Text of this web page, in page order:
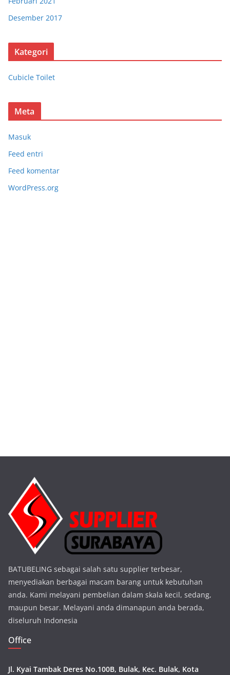
Desember 2017
Kategori
Cubicle Toilet
Meta
Masuk
Feed entri
Feed komentar
WordPress.org
BATUBELING sebagai salah satu supplier terbesar,
menyediakan berbagai macam barang untuk kebutuhan
anda. Kami melayani pembelian dalam skala kecil, sedang,
maupun besar. Melayani anda dimanapun anda berada,
diseluruh Indonesia
Office
Jl. Kyai Tambak Deres No.100B, Bulak, Kec. Bulak, Kota